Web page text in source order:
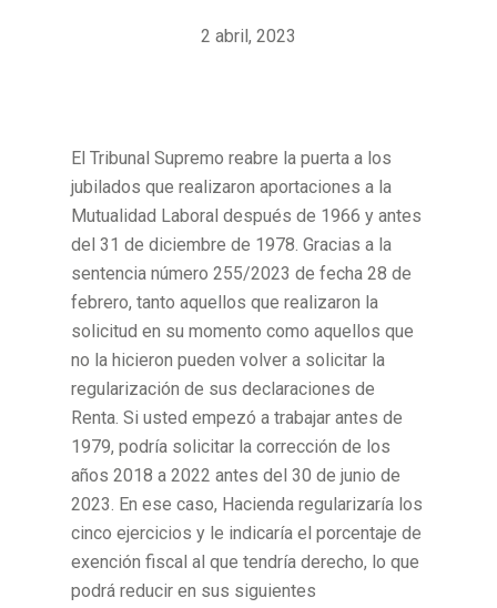
2 abril, 2023
El Tribunal Supremo reabre la puerta a los
jubilados que realizaron aportaciones a la
Mutualidad Laboral después de 1966 y antes
del 31 de diciembre de 1978. Gracias a la
sentencia número 255/2023 de fecha 28 de
febrero, tanto aquellos que realizaron la
solicitud en su momento como aquellos que
no la hicieron pueden volver a solicitar la
regularización de sus declaraciones de
Renta. Si usted empezó a trabajar antes de
1979, podría solicitar la corrección de los
años 2018 a 2022 antes del 30 de junio de
2023. En ese caso, Hacienda regularizaría los
cinco ejercicios y le indicaría el porcentaje de
exención fiscal al que tendría derecho, lo que
podrá reducir en sus siguientes